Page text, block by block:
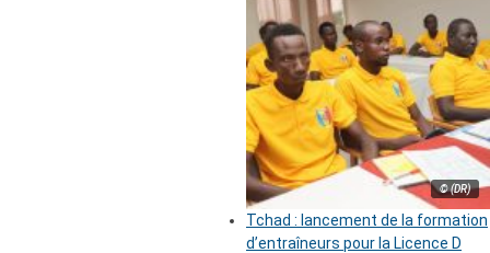
© (DR)
Tchad : lancement de la formation
d’entraîneurs pour la Licence D